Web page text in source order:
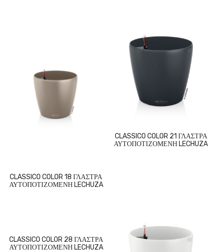
CLASSICO COLOR 18 ΓΛΑΣΤΡΑ
ΑΥΤΟΠΟΤΙΖΟΜΕΝΗ LECHUZA
CLASSICO COLOR 21 ΓΛΑΣΤΡΑ
ΑΥΤΟΠΟΤΙΖΟΜΕΝΗ LECHUZA
CLASSICO COLOR 28 ΓΛΑΣΤΡΑ
ΑΥΤΟΠΟΤΙΖΟΜΕΝΗ LECHUZA